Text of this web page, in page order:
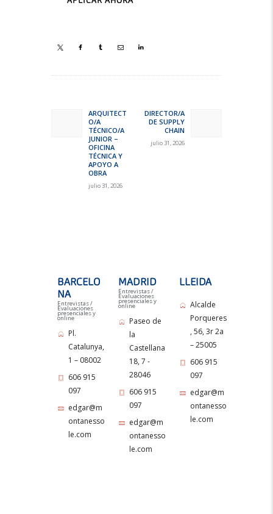
entradas
Previous
post:
ARQUITECT
O/A
TÉCNICO/A
JUNIOR –
OFICINA
TÉCNICA Y
APOYO A
OBRA
julio 31, 2026
Next
DIRECTOR/A
DE SUPPLY
CHAIN
julio 31, 2026
BARCELO
NA
Entrevistas /
Evaluaciones
presenciales y
online
Pl.
Catalunya,
1 – 08002
606 915
097
edgar@m
ontanesso
le.com
MADRID
Entrevistas /
Evaluaciones
presenciales y
online
Paseo de
la
Castellana
18, 7 -
28046
606 915
097
edgar@m
ontanesso
le.com
LLEIDA
Alcalde
Porqueres
, 56, 3r 2a
– 25005
606 915
097
edgar@m
ontanesso
le.com